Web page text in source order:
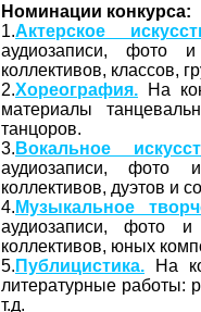
Номинации конкурса:
1.Актерское
аудиозаписи, фото
коллективов, классов,
2.Хореография. На
материалы
танцоров.
3. Вокальное
аудиозаписи, фото
коллективов, дуэтов и
4. Музыкальное
аудиозаписи, фото
коллективов, юных
5. Публицистика. На
литературные работы:
т.д.